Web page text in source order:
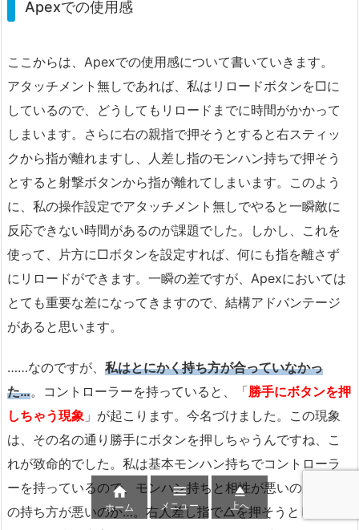
Apexでの使用感
ここからは、Apexでの使用感について書いていきます。
アタッチメント無しであれば、私はリロードボタンを□に
しているので、どうしてもリロードまでに時間がかかって
しまいます。さらに右の親指で押そうとすると右スティッ
クから指が離れますし、人差し指のモンハン持ちで押そう
とすると射撃ボタンから指が離れてしまいます。このよう
に、私の操作設定でアタッチメント無しでやると一瞬敵に
反応できない時間があるのが課題でした。しかし、これを
使って、片方に□ボタンを設定すれば、何にも指を離さず
にリロードができます。一瞬の差ですが、Apexにおいては
とても重要な差になってきますので、結構アドバンテージ
があると思います。
……なのですが、 私はとにかく持ち方が合っていなかっ
た…。コントローラーを持っていると、「勝手にボタンを押
しちゃう現象 」が起こります。今名づけました。この現象
は、その名の通り勝手にボタンを押しちゃうんですね、こ
れが致命的でした。私は基本モンハン持ちでコントローラ
ーを持っているので、モンハン持ちと相性が悪いのか、私
の持ち方が悪いのか…。右人差し指で△を押そうとしたり、

ホーム

メニュー

上へ